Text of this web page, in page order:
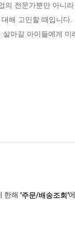
의 전문가뿐만 아니
해 고민할 때입니다
살아갈 아이들에게
한해 '주문/배송조회'